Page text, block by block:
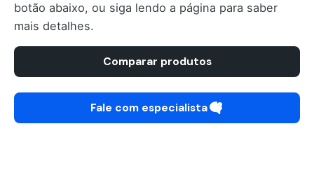
botão abaixo, ou siga lendo a página para saber
mais detalhes.
Comparar produtos
Fale com especialista